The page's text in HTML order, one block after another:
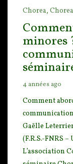
Chorea,
minores
4 années ago
Comment
Gaëlle
(F.R.S.-FNRS
L’association